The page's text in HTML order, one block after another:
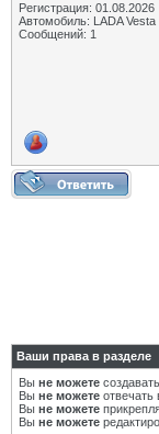
Регистрация: 01.08.2026
Автомобиль: LADA Vesta
Сообщений: 1
Ваши права в разделе
Вы не можете
Вы не можете отвечать
Вы не можете
Вы не можете